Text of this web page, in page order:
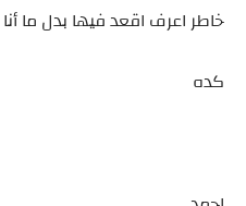
خاطر اعرف اقعد فيها بدل ما
كده